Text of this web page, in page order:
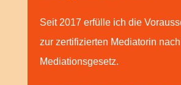
Seit 2017 erfülle ich die
zur zertifizierten Mediatorin
Mediationsgesetz.